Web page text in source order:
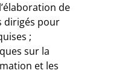
de
dirigés pour
;
sur la
et les